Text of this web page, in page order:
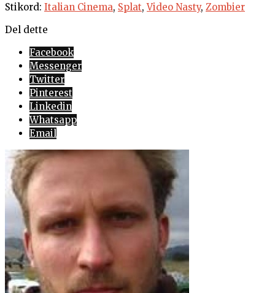
Stikord: Italian Cinema, Splat,Video Nasty, Zombier
Del dette
Facebook
Messenger
Twitter
Pinterest
Linkedin
Whatsapp
Email